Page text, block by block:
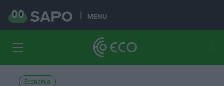
MENU
Economia